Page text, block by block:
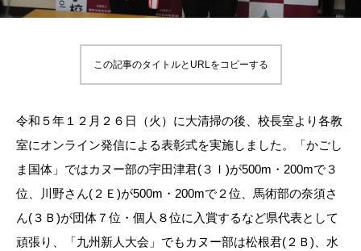
この記事のタイトルとURLをコピーする
令和５年１２月２６日（火）に大清掃の後、校長室より各教
室にオンライン発信による表彰式を実施しました。「かごし
ま国体」ではカヌー部の宇田津君(３Ｉ)が500m・200mで３
位、川野さん(２Ｅ)が500m・200mで２位、馬術部の奈須さ
ん(３Ｂ)が団体７位・個人８位に入賞するなど県代表として
頑張り、「九州新人大会」でもカヌー部は松根君(２Ｂ)、水